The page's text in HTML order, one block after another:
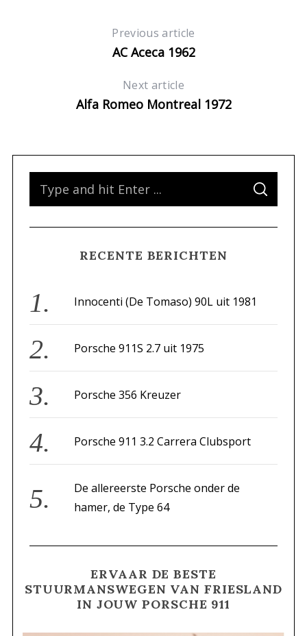
Previous article
AC Aceca 1962
Next article
Alfa Romeo Montreal 1972
f
o
:
S
A
C
RECENTE BERICHTEN
Innocenti (De Tomaso) 90L uit 1981
Porsche 911S 2.7 uit 1975
Porsche 356 Kreuzer
Porsche 911 3.2 Carrera Clubsport
De allereerste Porsche onder de
hamer, de Type 64
ERVAAR DE BESTE
STUURMANSWEGEN VAN FRIESLAND
IN JOUW PORSCHE 911